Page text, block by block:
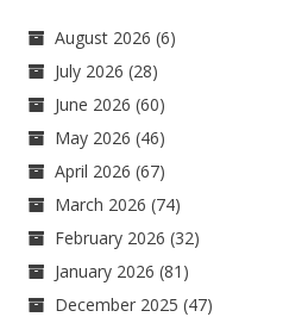
August 2026 (6)
July 2026 (28)
June 2026 (60)
May 2026 (46)
April 2026 (67)
March 2026 (74)
February 2026 (32)
January 2026 (81)
December 2025 (47)